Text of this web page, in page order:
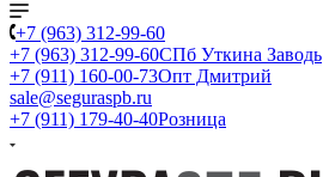
+7 (963) 312-99-60
+7 (963) 312-99-60СПб Уткина Заводь
+7 (911) 160-00-73Опт Дмитрий
sale@seguraspb.ru
+7 (911) 179-40-40Розница